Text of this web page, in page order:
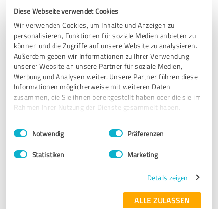
Diese Webseite verwendet Cookies
Wir verwenden Cookies, um Inhalte und Anzeigen zu
personalisieren, Funktionen für soziale Medien anbieten zu
können und die Zugriffe auf unsere Website zu analysieren.
Außerdem geben wir Informationen zu Ihrer Verwendung
unserer Website an unsere Partner für soziale Medien,
Werbung und Analysen weiter. Unsere Partner führen diese
Informationen möglicherweise mit weiteren Daten
zusammen, die Sie ihnen bereitgestellt haben oder die sie im
Rahmen Ihrer Nutzung der Dienste gesammelt haben.
Impressum Datenschutzbestimmungen
Einwilligungsauswahl
Notwendig Präferenzen
Statistiken Marketing
Details zeigen
ALLE ZULASSEN
äußerst zufrieden und froh, mit unserer Finanzierung ein
Sorglos-Paket erworben zu haben. Olaf B.
Erfahrungsbericht & Bewertung zu:
HypoCenter / Hans-Peter Nicolai
01.07.2019 Olaf B.
finanzieren. Und jedes Mal fühlte ich mich kompetent
beraten ,informiert und verstanden. Keine Frage ist zu viel
und das beste Modell für Einen passend wird gefunden.